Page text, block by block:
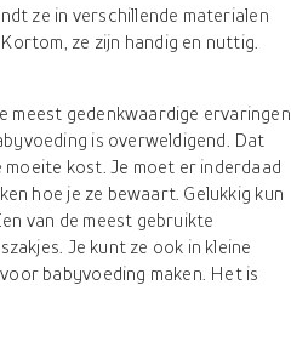
ze in verschillende materialen
ze zijn handig en nuttig.
meest gedenkwaardige ervaringen
is overweldigend. Dat
kost. Je moet er inderdaad
hoe je ze bewaart. Gelukkig kun
van de meest gebruikte
Je kunt ze ook in kleine
babyvoeding maken. Het is